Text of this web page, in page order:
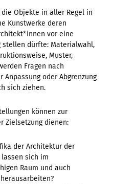
Objekte in aller Regel in
Kunstwerke deren
vor eine
stellen dürfte: Materialwahl,
Muster,
Fragen nach
Anpassung oder Abgrenzung
sich ziehen.
können zur
Zielsetzung dienen:
der Architektur der
sich im
Raum und auch